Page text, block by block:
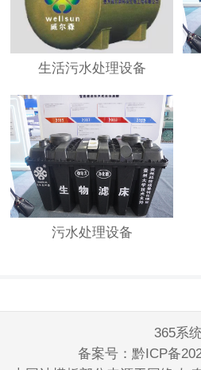
生活污水处理设备
污水处理设备
365系
备案号： 黔ICP备